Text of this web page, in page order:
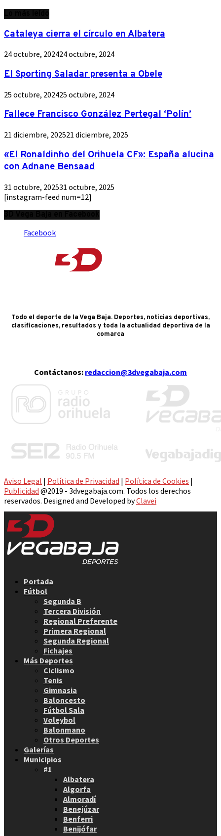
Cataleya cierra el círculo en Albatera
24 octubre, 202424 octubre, 2024
El Sporting Saladar presenta a Obele
25 octubre, 202425 octubre, 2024
Fallece Francisco González Pertegal ‘Polín’
21 diciembre, 202521 diciembre, 2025
«El Ronaldinho del Orihuela CF»: España alucina
con Adnane Bensaad
31 octubre, 202531 octubre, 2025
[instagram-feed num=12]
Facebook
Todo el deporte de la Vega Baja. Deportes, noticias deportivas,
clasificaciones, resultados y toda la actualidad deportiva de la
comarca
Contáctanos: redaccion@3dvegabaja.com
Aviso Legal | Política de Privacidad | Política de Cookies |
Publicidad @2019 - 3dvegabaja.com. Todos los derechos
reservados. Designed and Developed byClavei
Portada
Fútbol
Segunda B
Tercera División
Regional Preferente
Primera Regional
Segunda Regional
Fichajes
Más Deportes
Ciclismo
Tenis
Gimnasia
Baloncesto
Fútbol Sala
Voleybol
Balonmano
Otros Deportes
Galerías
Municipios
#1
Albatera
Algorfa
Almoradí
Benejúzar
Benferri
Benijófar